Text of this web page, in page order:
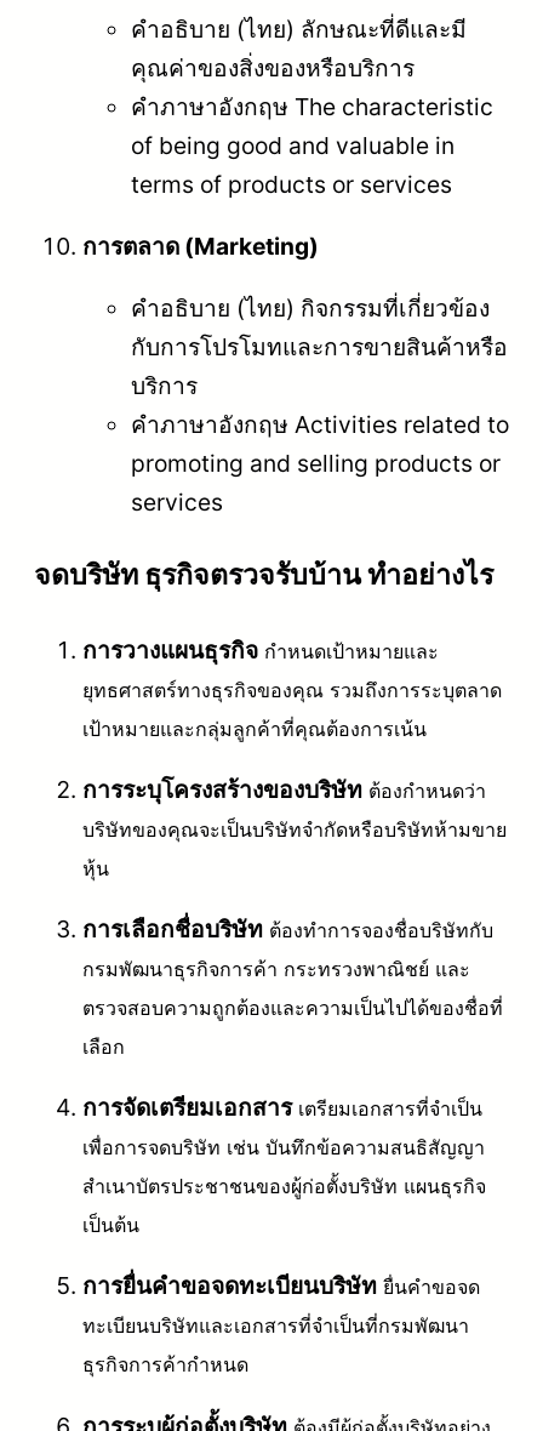
คำอธิบาย (ไทย) ลักษณะที่ดีและมี
คุณค่าของสิ่งของหรือบริการ
คำภาษาอังกฤษ The characteristic
of being good and valuable in
terms of products or services
การตลาด (Marketing)
คำอธิบาย (ไทย) กิจกรรมที่เกี่ยวข้อง
กับการโปรโมทและการขายสินค้าหรือ
บริการ
คำภาษาอังกฤษ Activities related to
promoting and selling products or
services
จดบริษัท ธุรกิจตรวจรับบ้าน ทำอย่างไร
การวางแผนธุรกิจ กำหนดเป้าหมายและ
ยุทธศาสตร์ทางธุรกิจของคุณ รวมถึงการระบุตลาด
เป้าหมายและกลุ่มลูกค้าที่คุณต้องการเน้น
การระบุโครงสร้างของบริษัท ต้องกำหนดว่า
บริษัทของคุณจะเป็นบริษัทจำกัดหรือบริษัทห้ามขาย
หุ้น
การเลือกชื่อบริษัท ต้องทำการจองชื่อบริษัทกับ
กรมพัฒนาธุรกิจการค้า กระทรวงพาณิชย์ และ
ตรวจสอบความถูกต้องและความเป็นไปได้ของชื่อที่
เลือก
การจัดเตรียมเอกสาร เตรียมเอกสารที่จำเป็น
เพื่อการจดบริษัท เช่น บันทึกข้อความสนธิสัญญา
สำเนาบัตรประชาชนของผู้ก่อตั้งบริษัท แผนธุรกิจ
เป็นต้น
การยื่นคำขอจดทะเบียนบริษัท ยื่นคำขอจด
ทะเบียนบริษัทและเอกสารที่จำเป็นที่กรมพัฒนา
ธุรกิจการค้ากำหนด